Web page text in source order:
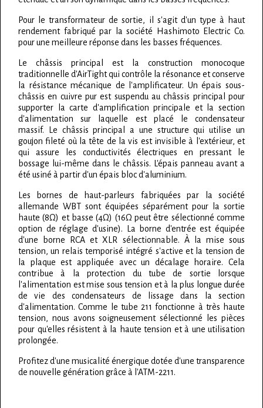
Pour le transformateur de sortie, il s'agit d'un type à haut
rendement fabriqué par la société Hashimoto Electric Co.
pour une meilleure réponse dans les basses fréquences.
Le châssis principal est la construction monocoque
traditionnelle d'AirTight qui contrôle la résonance et conserve
la résistance mécanique de l'amplificateur. Un épais sous-
châssis en cuivre pur est suspendu au châssis principal pour
supporter la carte d'amplification principale et la section
d'alimentation sur laquelle est placé le condensateur
massif. Le châssis principal a une structure qui utilise un
goujon fileté où la tête de la vis est invisible à l'extérieur, et
qui assure les conductivités électriques en pressant le
bossage lui-même dans le châssis. L'épais panneau avant a
été usiné à partir d'un épais bloc d'aluminium.
Les bornes de haut-parleurs fabriquées par la société
allemande WBT sont équipées séparément pour la sortie
haute (8Ω) et basse (4Ω) (16Ω peut être sélectionné comme
option de réglage d'usine). La borne d'entrée est équipée
d'une borne RCA et XLR sélectionnable. À la mise sous
tension, un relais temporisé intégré s'active et la tension de
la plaque est appliquée avec un décalage horaire. Cela
contribue à la protection du tube de sortie lorsque
l'alimentation est mise sous tension et à la plus longue durée
de vie des condensateurs de lissage dans la section
d'alimentation. Comme le tube 211 fonctionne à très haute
tension, nous avons soigneusement sélectionné les pièces
pour qu'elles résistent à la haute tension et à une utilisation
prolongée.
Profitez d'une musicalité énergique dotée d'une transparence
de nouvelle génération grâce à l'ATM-2211.